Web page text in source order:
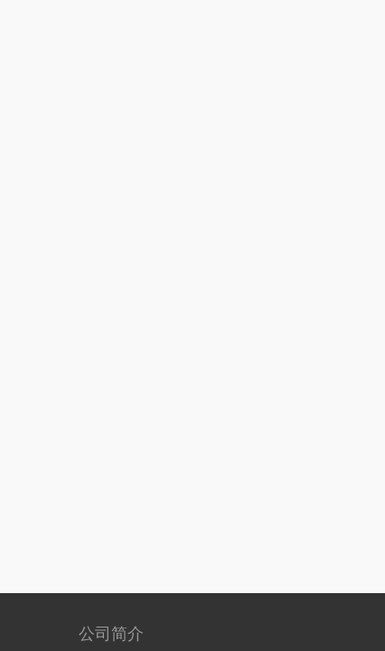
公司简介